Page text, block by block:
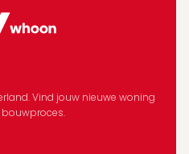
Vind jouw nieuwe woning